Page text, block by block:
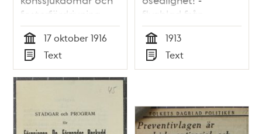
fosterfördrivning -
intervju med Dr
Anton Nyström 1916
Tid
17 oktober 1916
Typ
Text
flygblad från
Föreningen De
Förenades Beskydd
1913
Tid
1913
Typ
Text